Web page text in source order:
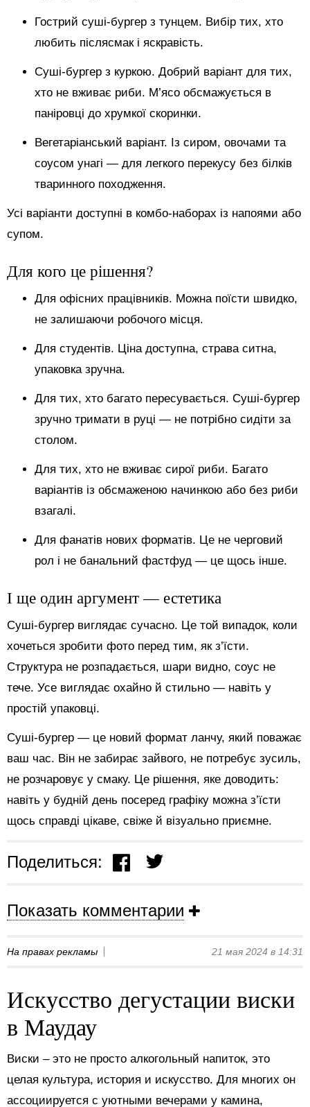
Гострий суші-бургер з тунцем. Вибір тих, хто
любить післясмак і яскравість.
Суші-бургер з куркою. Добрий варіант для тих,
хто не вживає риби. М’ясо обсмажується в
паніровці до хрумкої скоринки.
Вегетаріанський варіант. Із сиром, овочами та
соусом унагі — для легкого перекусу без білків
тваринного походження.
Усі варіанти доступні в комбо-наборах із напоями або
супом.
Для кого це рішення?
Для офісних працівників. Можна поїсти швидко,
не залишаючи робочого місця.
Для студентів. Ціна доступна, страва ситна,
упаковка зручна.
Для тих, хто багато пересувається. Суші-бургер
зручно тримати в руці — не потрібно сидіти за
столом.
Для тих, хто не вживає сирої риби. Багато
варіантів із обсмаженою начинкою або без риби
взагалі.
Для фанатів нових форматів. Це не черговий
рол і не банальний фастфуд — це щось інше.
І ще один аргумент — естетика
Суші-бургер виглядає сучасно. Це той випадок, коли
хочеться зробити фото перед тим, як з’їсти.
Структура не розпадається, шари видно, соус не
тече. Усе виглядає охайно й стильно — навіть у
простій упаковці.
Суші-бургер — це новий формат ланчу, який поважає
ваш час. Він не забирає зайвого, не потребує зусиль,
не розчаровує у смаку. Це рішення, яке доводить:
навіть у будній день посеред графіку можна з’їсти
щось справді цікаве, свіже й візуально приємне.
Поделиться:
Показать комментарии
На правах рекламы 21 мая 2024 в 14:31
Искусство дегустации виски
в Маудау
Виски – это не просто алкогольный напиток, это
целая культура, история и искусство. Для многих он
ассоциируется с уютными вечерами у камина,